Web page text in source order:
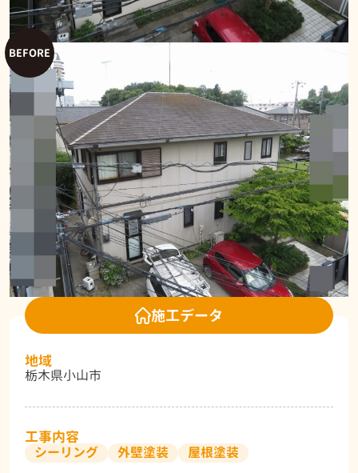
施工データ
地域
栃木県小山市
工事内容
シーリング 外壁塗装 屋根塗装